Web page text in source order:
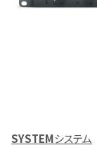
SYSTEMシステム